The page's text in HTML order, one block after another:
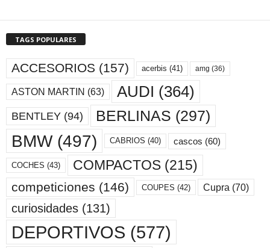
TAGS POPULARES
ACCESORIOS (157) acerbis (41) amg (36)
ASTON MARTIN (63) AUDI (364)
BENTLEY (94) BERLINAS (297)
BMW(497) CABRIOS (40) cascos (60)
COCHES (43) COMPACTOS (215)
competiciones (146) COUPES (42) Cupra (70)
curiosidades (131)
DEPORTIVOS (577)